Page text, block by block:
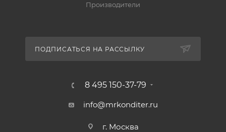
Производители
ПОДПИСАТЬСЯ НА РАССЫЛКУ
8 495 150-37-79
info@mrkonditer.ru
г. Москва